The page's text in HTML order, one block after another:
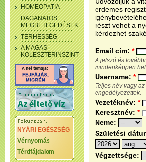
HOMEOPÁTIA
DAGANATOS
MEGBETEGEDÉSEK
TERHESSÉG
A MAGAS
KOLESZTERINSZINT
NYÁRI EGÉSZSÉG
Vérnyomás
Térdfájdalom
érdemes
részt vehet a
kérdezhet
Email cím: *
A jelszó és
mindenképpen
Username: *
Teljes név vagy
engedélyezettek.
Vezetéknév: *
Keresztnév: *
Neme:
Születési
Végzettsége: